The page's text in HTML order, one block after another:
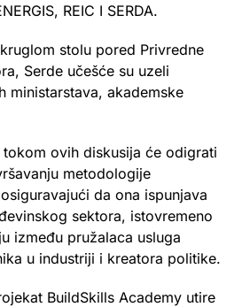
REIC I SERDA.
stolu pored Privredne
Serde učešće su uzeli
ministarstava, akademske
ovih diskusija će odigrati
metodologije
da ona ispunjava
sektora, istovremeno
između pružalaca usluga
u industriji i kreatora politike.
BuildSkills Academy utire